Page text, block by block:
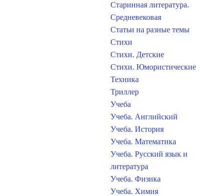
Старинная литература.
Средневековая
Статьи на разные темы
Стихи
Стихи. Детские
Стихи. Юмористические
Техника
Триллер
Учеба
Учеба. Английский
Учеба. История
Учеба. Математика
Учеба. Русский язык и
литература
Учеба. Физика
Учеба. Химия